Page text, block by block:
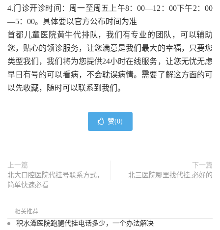
4.门诊开诊时间：周一至周五上午8：00—12：00下午2：00
—5：00。具体要以官方公布时间为准
首都儿童医院黄牛代排队，我们有专业的团队，可以辅助
您，贴心的领诊服务，让您满意是我们最大的幸福，只要您
类型我们，我们将为您提供24小时在线服务，让您无忧无虑
早日有号的可以看病，不会耽误病情。需要了解这方面的可
以先收藏，随时可以联系到我们。
赞(0)
上一篇
北大口腔医院代挂号联系方式，
简单快速必看
下一篇
北三医院哪里找代挂,必好的
相关推荐
积水潭医院跑腿代挂电话多少，一个办法解决